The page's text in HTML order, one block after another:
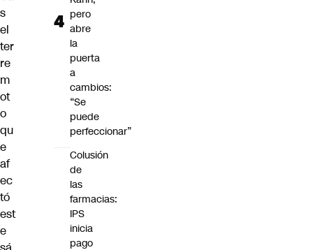
s
el
ter
re
m
ot
o
qu
e
af
ec
tó
est
e
pero
abre
la
puerta
a
cambios:
“Se
puede
perfeccionar”
Colusión
de
las
farmacias:
IPS
inicia
pago